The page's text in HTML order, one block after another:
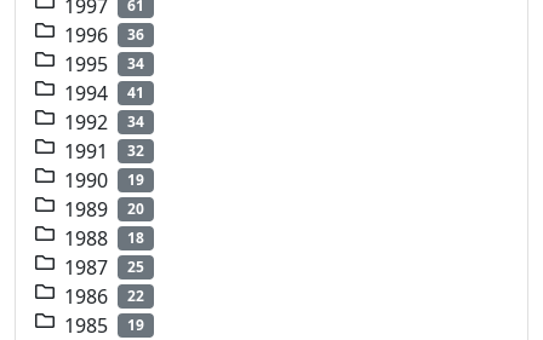
1997 61
1996 36
1995 34
1994 41
1992 34
1991 32
1990 19
1989 20
1988 18
1987 25
1986 22
1985 19